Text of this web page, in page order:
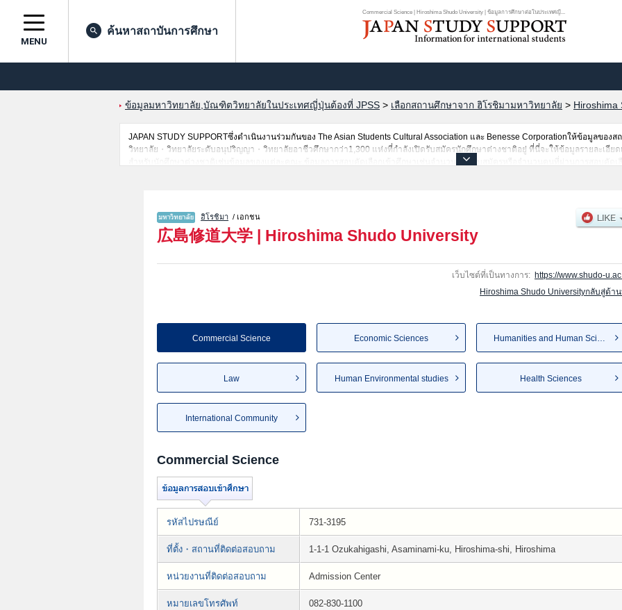
Commercial Science | Hiroshima Shudo University | ข้อมูลการศึกษาต่อในประเทศญี...
MENU
ค้นหาสถาบันการศึกษา
ข้อมูลมหาวิทยาลัย,บัณฑิตวิทยาลัยในประเทศญี่ปุ่นต้องที่ JPSS > เลือกสถานศึกษาจาก ฮิโรชิมามหาวิทยาลัย > Hiroshima
JAPAN STUDY SUPPORTซึ่งดำเนินงานร่วมกันของ The Asian Students Cultural Association และ Benesse Corporationให้ข้อมูลข
วิทยาลัย・วิทยาลัยระดับอนุปริญญา・วิทยาลัยอาชีวศึกษากว่า1,300 แห่งที่กำลังเปิดรับสมัครนักศึกษาต่างชาติอยู่ ที่นี่จะให้ข้อมูลรายละเอียด
สำหรับนักศึกษาต่างชาติเช่นข้อมูลของแต่ละคณะ,ข้อมูลการสอบคัดเลือกเข้าศึกษาเช่นจำนวนคนที่รับสมัครหรือจำนวนคนที่ผ่านการสอบคัด
ฮิโรชิมา / เอกชน
広島修道大学 | Hiroshima Shudo University
เว็บไซต์ที่เป็นทางการ: https://www.shudo-
Hiroshima Shudo Universityกลับสู่ด้า
Commercial Science Economic Sciences Humanities and Human Sciences
Law Human Environmental studies Health Sciences
International Community
Commercial Science
รหัสไปรษณีย์ 731-3195
ที่ตั้ง・สถานที่ติดต่อสอบถาม 1-1-1 Ozukahigashi, Asaminami-ku, Hiroshima-shi, Hiroshima
หน่วยงานที่ติดต่อสอบถาม Admission Center
หมายเลขโทรศัพท์ 082-830-1100